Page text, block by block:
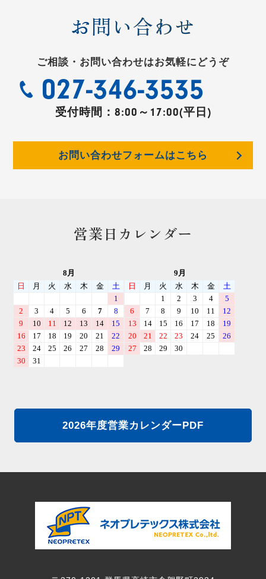
お問い合わせ
ご相談・お問い合わせはお気軽にどうぞ
027-346-3535
受付時間： 8:00～17:00(平日)
お問い合わせフォームはこちら
営業日カレンダー
2026年度営業カレンダーPDF